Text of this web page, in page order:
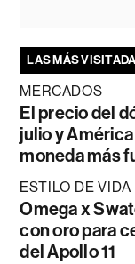
LAS MÁS
MERCADOS
El precio del
julio y
moneda más
ESTILO DE VIDA
Omega x
con oro para
del Apollo 11